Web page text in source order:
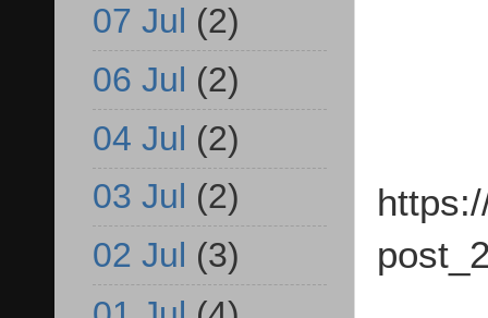
07 Jul (2)
06 Jul (2)
04 Jul (2)
03 Jul (2)
02 Jul (3)